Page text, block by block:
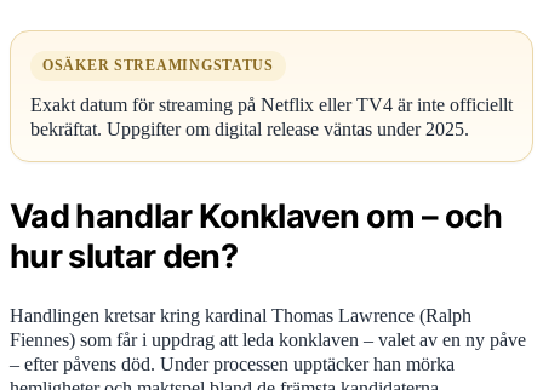
OSÄKER STREAMINGSTATUS
Exakt datum för streaming på Netflix eller TV4 är inte officiellt
bekräftat. Uppgifter om digital release väntas under 2025.
Vad handlar Konklaven om – och
hur slutar den?
Handlingen kretsar kring kardinal Thomas Lawrence (Ralph
Fiennes) som får i uppdrag att leda konklaven – valet av en ny påve
– efter påvens död. Under processen upptäcker han mörka